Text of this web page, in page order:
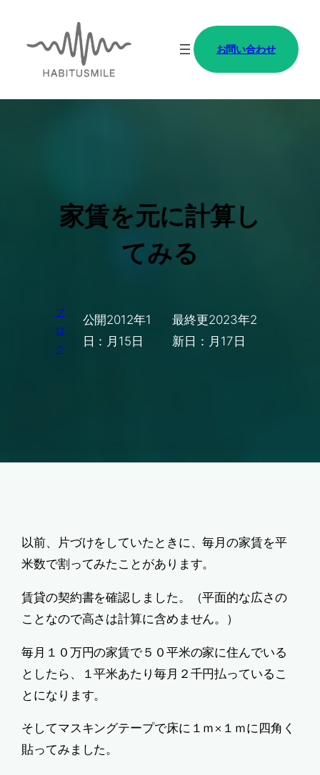
キ
お問い合わせ
家賃を元に計算し
てみる
ブ
ロ
グ
公開
日：
2012年1
月15日
最終更
新日：
2023年2
月17日
以前、片づけをしていたときに、毎月の家賃を平
米数で割ってみたことがあります。
賃貸の契約書を確認しました。（平面的な広さの
ことなので高さは計算に含めません。）
毎月１０万円の家賃で５０平米の家に住んでいる
としたら、１平米あたり毎月２千円払っているこ
とになります。
そしてマスキングテープで床に１ｍ×１ｍに四角く
貼ってみました。